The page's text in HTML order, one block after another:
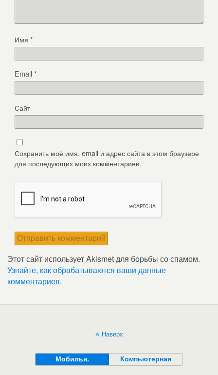
Имя *
Email*
Сайт
Сохранить моё имя, email и адрес сайта в этом браузере
для последующих моих комментариев.
Этот сайт использует Akismet для борьбы со спамом.
Узнайте, как обрабатываются ваши данные
комментариев.
Наверх
Мобильн. Компьютерная